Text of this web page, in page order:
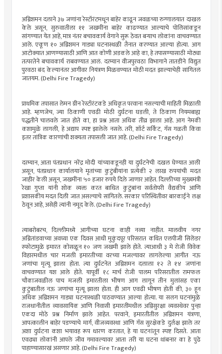
अग्निशमन दलाने ३७ जणांना रेस्टॉरंटमधून बाहेर काढून जवळच्या रुग्णालयात दाखल
केले असून, सुरुवातीला ११ जखमींना बाहेर काढण्यात आल्याचे पोलिसांकडून
सांगण्यात येत आहे, मात्र नंतर बचावकार्य वेगाने सुरू ठेवत बऱ्याच लोकांना वाचवण्यात
आले. एकूण १० अग्निशमन गाड्या घटनास्थळी तैनात करण्यात आल्या होत्या. आग
आटोक्यात आणण्यासाठी आणि आत कोणी अडकले आहे का, हे तपासण्यासाठी मोठ्या
तत्परतेने बचावकार्य राबवण्यात आलं. दरम्यान वीजपुरवठा विभागाने तातडीने विद्युत
पुरवठा बंद केल्यानंतर आगीवर नियंत्रण मिळवण्यात मोठी मदत झाल्याचेही सांगितलं
जातयम. (Delhi Fire Tragedy)
प्राथमिक तपासात लेमन ग्रीन रेस्टॉरंटकडे अधिकृत परवाना नसल्याची माहिती मिळाली
आहे. म्हणजेच, ज्या ठिकाणी एवढी मोठी दुर्घटना घडली, ते ठिकाण नियमबाह्य
पद्धतीने चालवले जात होते का, हा प्रश्न आता अधिक तीव्र झाला आहे. आग नेमकी
कशामुळे लागली, हे अद्याप स्पष्ट झालेले नसले. तरी, शॉर्ट सर्किट, गॅस गळती किंवा
इतर तांत्रिक कारणांची शक्यता तपासली जात आहे. (Delhi Fire Tragedy)
दरम्यान, आता पंतप्रधान नरेंद्र मोदी यांच्याकडूनही या दुर्घटनेची दखल घेण्यात आली
असून, पंतप्रधान कार्यालयाने मृतांच्या कुटुंबीयांना प्रत्येकी २ लाख रुपयांची मदत
जाहीर केली असून, जखमींना ५० हजार रुपये दिले जाणार आहेत. दिल्लीच्या मुख्यमंत्री
रेखा गुप्ता यांनी शोक व्यक्त करत बाधित कुटुंबांना सर्वतोपरी वैद्यकीय आणि
प्रशासकीय मदत दिली जात असल्याचे सांगितले. सरकार परिस्थितीवर बारकाईने लक्ष
ठेवून आहे, असेही त्यांनी नमूद केले. (Delhi Fire Tragedy)
त्याबरोबरच, दिल्लीमध्ये आगीच्या घटना काही नव्या नाहीत. मालवीय नगर
अग्नितांडवाच्या अवघ्या एक दिवस आधी मुकुंदपूर परिसरात कथित एलपीजी सिलेंडर
स्फोटामुळे इमारत कोसळून १० जण जखमी झाले होते. त्याआधी ३ मे रोजी विवेक
विहारमधील चार मजली इमारतीच्या वरच्या मजल्यावर लागलेल्या आगीत नऊ
जणांचा मृत्यू झाला होता. त्या दुर्घटनेत अग्निशमन दलाला १२ ते १४ जणांना
वाचवण्यात यश आले होते. यापूर्वी १८ मार्च रोजी पालम परिसरातील रामफल
चौकाजवळील पाच मजली इमारतीला भीषण आग लागून तीन मुलांसह एका
कुटुंबातील नऊ जणांचा मृत्यू झाला होता. ही आग एवढी भीषण होती की, ३० हून
अधिक अग्निशमन गाड्या घटनास्थळी पाठवण्यात आल्या होत्या. या सलग घटनांमुळे
राजधानीतील व्यावसायिक आणि निवासी इमारतींमधील अग्निसुरक्षा व्यवस्थेवर पुन्हा
एकदा मोठे प्रश्न निर्माण झाले आहेत. परवाने, इमारतीतील अग्निशमन यंत्रणा,
आपत्कालीन बाहेर पडण्याचे मार्ग, वीजव्यवस्था आणि गॅस सुरक्षेकडे दुर्लक्ष झाले तर
अशा दुर्घटना कशा भयावह रूप धारण करतात, हे या घटनांतून स्पष्ट दिसते. आता
एवढ्या लोकांनी आपले जीव गमावल्यावर आता तरी या घटना थांबनार का हे पुढे
पाहाण्यासारखं असणार आहे. (Delhi Fire Tragedy)